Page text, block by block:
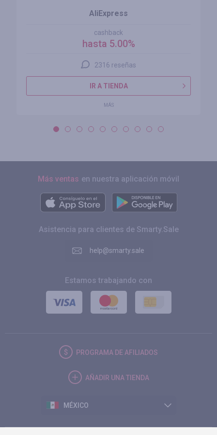
AliExpress
cashback
hasta 5.00%
2316 reseñas
IR A TIENDA
MÁS
Más ventas en nuestra aplicación móvil
Asistencia para clientes de Smarty.Sale
help@smarty.sale
Estamos trabajando con
PROGRAMA DE AFILIADOS
AÑADIR UNA TIENDA
MÉXICO